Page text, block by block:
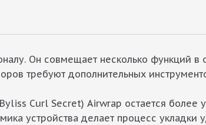
Он совмещает несколько функций в
требуют дополнительных
Curl Secret) Airwrap остается более
устройства делает процесс